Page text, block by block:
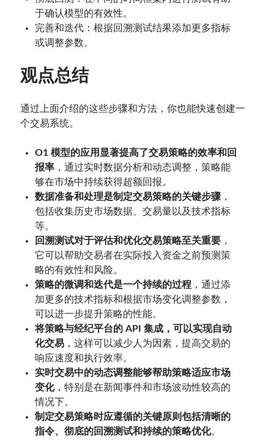
于确认模型的有效性。
完善和迭代：根据回溯测试结果添加更多指标
或调整参数。
观点总结
通过上面介绍的这些步骤和方法，你也能快速创建一
个交易系统。
O1 模型的应用显著提高了交易策略的效率和回
报率 ，通过实时数据分析和动态调整，策略能
够在市场中持续获得超额回报。
数据准备和处理是制定交易策略的关键步骤 ，
包括收集历史市场数据、交易量以及技术指标
等。
回溯测试对于评估和优化交易策略至关重要 ，
它可以帮助交易者在实际投入资金之前预测策
略的有效性和风险。
策略的微调和迭代是一个持续的过程 ，通过添
加更多的技术指标和根据市场变化调整参数，
可以进一步提升策略的性能。
将策略与经纪平台的 API 集成，可以实现自动
化交易 ，这样可以减少人为因素，提高交易的
响应速度和执行效率。
实时交易中的动态调整能够帮助策略适应市场
变化，特别是在新闻事件和市场波动性较高的
情况下。
制定交易策略时应遵循的关键原则包括清晰的
指令、彻底的回溯测试和持续的策略优化。